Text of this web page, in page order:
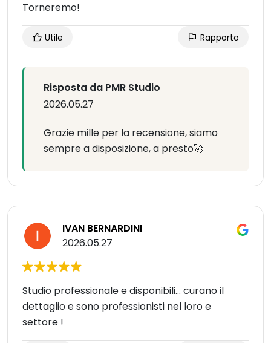
Torneremo!
Utile Rapporto
Risposta da PMR Studio
2026.05.27
Grazie mille per la recensione, siamo
sempre a disposizione, a presto🚀
IVAN BERNARDINI
2026.05.27
Studio professionale e disponibili… curano il
dettaglio e sono professionisti nel loro e
settore !